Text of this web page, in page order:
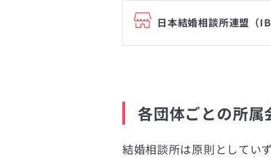
日本結婚相談所連盟（
各団体ごとの所属
結婚相談所は原則としてい